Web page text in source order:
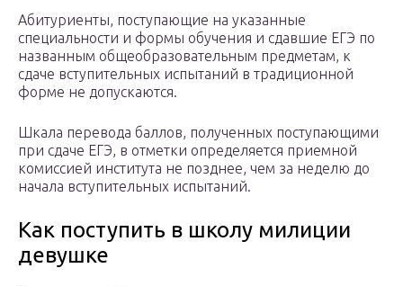
Абитуриенты, поступающие на указанные
специальности и формы обучения и сдавшие ЕГЭ по
названным общеобразовательным предметам, к
сдаче вступительных испытаний в традиционной
форме не допускаются.
Шкала перевода баллов, полученных поступающими
при сдаче ЕГЭ, в отметки определяется приемной
комиссией института не позднее, чем за неделю до
начала вступительных испытаний.
Как поступить в школу милиции
девушке